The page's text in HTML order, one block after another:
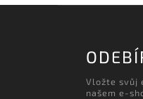
Vložte svůj
našem e-